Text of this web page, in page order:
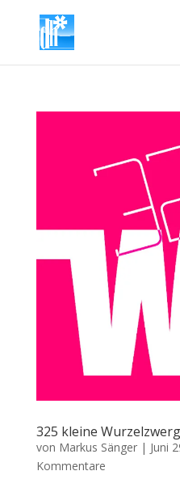
325 kleine
von Markus Sänger| Juni
Kommentare